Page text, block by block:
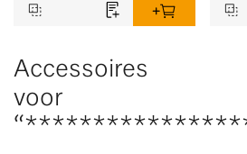
Accessoires
voor